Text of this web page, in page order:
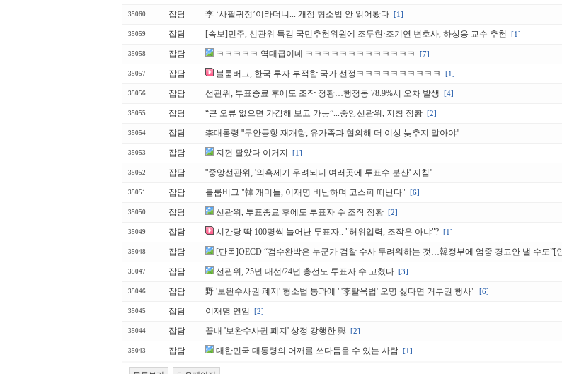
35060 잡담 李 ‘사필귀정’이라더니... 개정 형소법 안 읽어봤다 [1]
35059 잡담 [속보]민주, 선관위 특검 국민추천위원에 조두현·조기연 변호사, 하상응 교수 추천 [1]
35058 잡담 ㅋㅋㅋㅋㅋ 역대급이네 ㅋㅋㅋㅋㅋㅋㅋㅋㅋㅋㅋㅋㅋ [7]
35057 잡담 블룸버그, 한국 투자 부적합 국가 선정ㅋㅋㅋㅋㅋㅋㅋㅋㅋㅋ [1]
35056 잡담 선관위, 투표종료 후에도 조작 정황…행정동 78.9%서 오차 발생 [4]
35055 잡담 “큰 오류 없으면 가감해 보고 가능”...중앙선관위, 지침 정황 [2]
35054 잡담 李대통령 "무안공항 재개항, 유가족과 협의해 더 이상 늦추지 말아야"
35053 잡담 지껀 팔았다 이거지 [1]
35052 잡담 "중앙선관위, '의혹제기 우려되니 여러곳에 투표수 분산' 지침"
35051 잡담 블룸버그 "韓 개미들, 이재명 비난하며 코스피 떠난다" [6]
35050 잡담 선관위, 투표종료 후에도 투표자 수 조작 정황 [2]
35049 잡담 시간당 딱 100명씩 늘어난 투표자.. "허위입력, 조작은 아냐"? [1]
35048 잡담 [단독]OECD “검수완박은 누군가 검찰 수사 두려워하는 것…韓정부에 엄중 경고안 낼 수도”[
35047 잡담 선관위, 25년 대선/24년 총선도 투표자 수 고쳤다 [3]
35046 잡담 野 '보완수사권 폐지' 형소법 통과에 "'李탈옥법' 오명 싫다면 거부권 행사" [6]
35045 잡담 이재명 연임 [2]
35044 잡담 끝내 '보완수사권 폐지' 상정 강행한 與 [2]
35043 잡담 대한민국 대통령의 어깨를 쓰다듬을 수 있는 사람 [1]